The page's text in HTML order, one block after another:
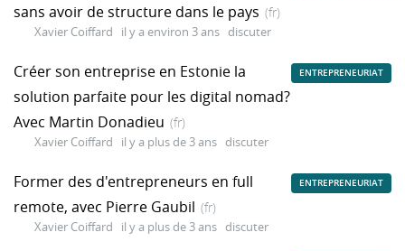
sans avoir de structure dans le pays (fr)
Xavier Coiffard il y a environ 3 ans discuter
Créer son entreprise en Estonie la
solution parfaite pour les digital nomad?
Avec Martin Donadieu (fr)
Xavier Coiffard il y a plus de 3 ans discuter
ENTREPRENEURIAT
Former des d'entrepreneurs en full
remote, avec Pierre Gaubil (fr)
Xavier Coiffard il y a plus de 3 ans discuter
ENTREPRENEURIAT